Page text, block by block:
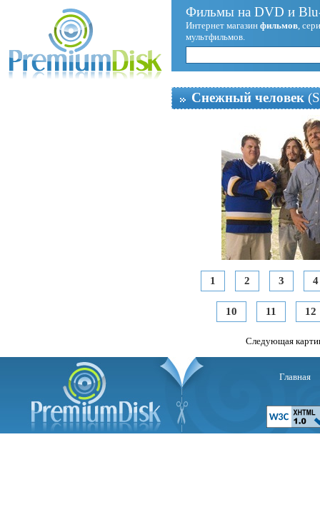
Фильмы на DVD и
Интернет магазин фильмов,
мультфильмов.
Снежный человек
1 2 3 4
10 11 12
Следующая
Главная